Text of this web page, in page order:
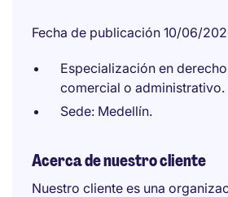
Fecha de publicación 10/06/
Especialización en
comercial o administrativo.
Sede: Medellín.
Acerca de nuestro cliente
Nuestro cliente es una